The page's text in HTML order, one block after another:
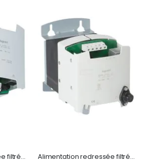
Alimentation redressée filtrée monophasée entrée 230-400V~ sortie 24V= - 240W Alimentation redressée filtrée monophasée entrée 230-400V~ sortie 24V= - 360W